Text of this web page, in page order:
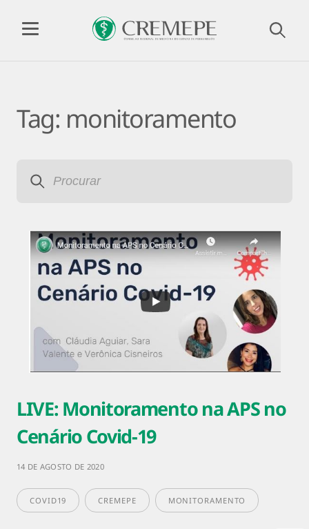
Tag: monitoramento
LIVE: Monitoramento na APS no
Cenário Covid-19
14 DE AGOSTO DE 2020
COVID19 CREMEPE MONITORAMENTO